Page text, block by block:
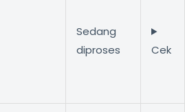
Sedang
diproses
Cek